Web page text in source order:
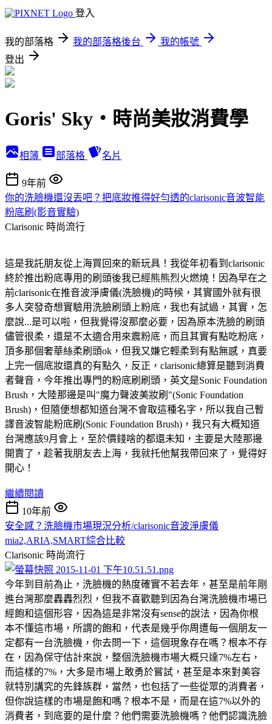
登入
我的部落格 我的部落格後台
我的帳號
登出
Goris' Sky‧時尚美妝消費學
相簿 部落格 名片
9年前
你的洗臉機還沒丟吧？把底妝推得好勻透的clarisonic音波智能
粉底刷(影音實驗)
Clarisonic 時尚流行
這是我託朋友從上海買回來的新玩具！我從年初看到clarisonic
終於推出粉底專用的刷頭後我已經熊熊烈火燃燒！因為早在之
前clarisonic在推音波淨膚儀(洗臉機)的時候，其實國外就有很
多人突發奇想實驗用洗臉刷頭上粉底，我也有試過，其實，怎
麼說...是可以啦，但我覺得沒那麼必要，因為原本洗臉的刷頭
儘管很柔，還是不太適合用來震粉底，而且其實有點吃粉底，
頂多那個奢華絲柔刷頭ok，但我又嫌它輕柔到有點無感，真要
上完一個底妝還真的有點久，反正，clarisonic總算是聽到消費
者聲音，今年推出專門的粉底刷刷頭，英文是Sonic Foundation
Brush，大陸那邊是叫"魔力聲波美妝刷"(Sonic Foundation
Brush)，但隨便想都知道台灣不會取這種名字，所以我自己暫
譯音波智能粉底刷(Sonic Foundation Brush)，我只有大概知道
台灣應該9月會上，至於價錢啥的都還未知，主要是大陸那邊
開賣了，趁著我朋友去上海，我就托他幫我帶回來了，覺得好
開心！
繼續閱讀
10年前
安全感？洗臉機市場現況分析/clarisonic音波淨膚儀
mia2,ARIA,SMART綜合比較
Clarisonic 時尚流行
今年到目前為止，洗臉機的熱度確實不若去年，甚至是前年剛
進台灣那麼轟轟烈烈，但我不喜歡聽到因為台灣洗臉機市場已
經飽和這個形容，因為這是非常沒有sense的說法，因為你根
本不懂這市場，所謂的飽和，代表是幾乎你周遭每一個朋友一
定都有一台洗臉機，你去問一下，這個現象存在嗎？根本不存
在，因為保守估計來說，整個洗臉機市場大概只達7%左右，
而這樣的7%，大多是市場上敢勇於嘗試，甚至是本來對美容
就特別講究的先鋒族群，當然，也包括了一些從眾的消費者，
但你說這樣的市場是飽和嗎？根本不是，而是在這7%以外的
消費者，到底要的是什麼？他們需要洗臉機嗎？他們認識洗臉